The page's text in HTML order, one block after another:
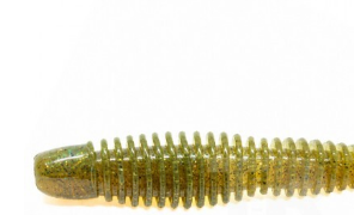
Захранки